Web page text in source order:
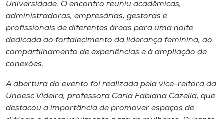
Museu
Unoesc
Universidade. O encontro reuniu acadêmicas,
administradoras, empresárias, gestoras e
profissionais de diferentes áreas para uma noite
dedicada ao fortalecimento da liderança feminina, ao
compartilhamento de experiências e à ampliação de
conexões.
A abertura do evento foi realizada pela vice-reitora da
Unoesc Videira, professora Carla Fabiana Cazella, que
destacou a importância de promover espaços de